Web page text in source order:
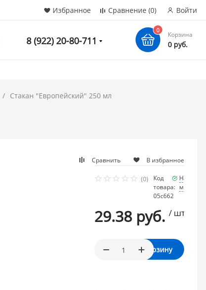
Избранное Сравнение (0) Войти
8 (922) 20-80-711
0
Корзина
0 руб.
Стакан "Европейский" 250 мл
Сравнить В избранное
(0)
Код
товара:
05с662
много
29.38 руб. / шт.
В корзину